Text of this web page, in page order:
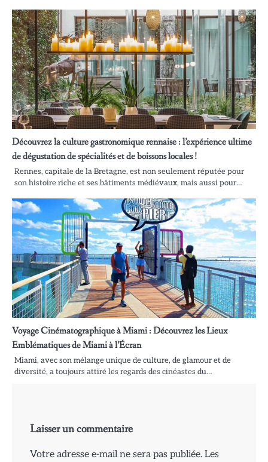
Découvrez la culture gastronomique rennaise : l’expérience ultime
de dégustation de spécialités et de boissons locales !
Rennes, capitale de la Bretagne, est non seulement réputée pour
son histoire riche et ses bâtiments médiévaux, mais aussi pour…
Voyage Cinématographique à Miami : Découvrez les Lieux
Emblématiques de Miami à l’Écran
Miami, avec son mélange unique de culture, de glamour et de
diversité, a toujours attiré les regards des cinéastes du…
Laisser un commentaire
Votre adresse e-mail ne sera pas publiée. Les